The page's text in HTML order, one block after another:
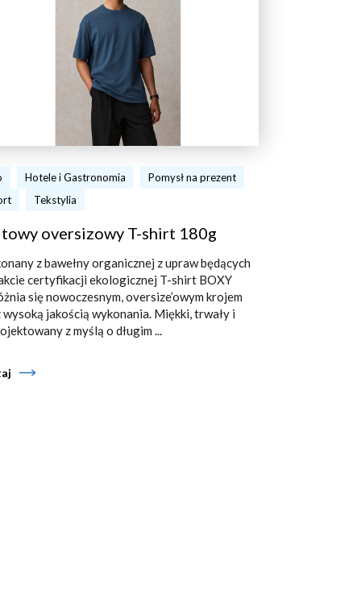
Hotele i Gastronomia
Pomysł na prezent
Tekstylia
oversizowy T-shirt 180g
z bawełny organicznej z upraw będących
certyfikacji ekologicznej T-shirt BOXY
się nowoczesnym, oversize’owym krojem
wysoką jakością wykonania. Miękki, trwały i
z myślą o długim ...